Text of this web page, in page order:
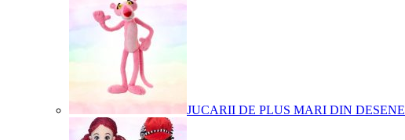
JUCARII DE PLUS MARI DIN DESENE